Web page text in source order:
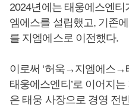
2024년에는 태웅에스엔
엠에스를 설립했고, 기존
를 지엠에스로 이전했다.
이로써 ‘허욱→지엠에스→
태웅에스엔티’로 이어지
은 태웅 사장으로 경영 전